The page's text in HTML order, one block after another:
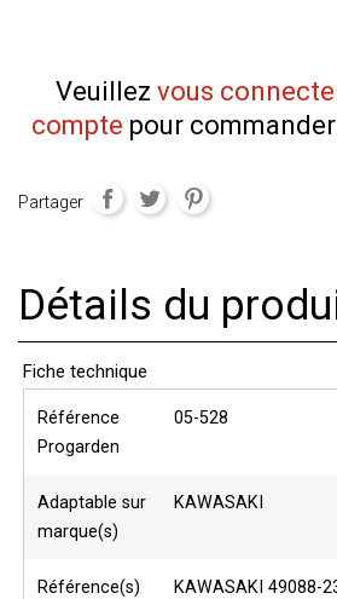
Veuillez vous
compte pour
Partager
Détails du
Fiche technique
Référence
Progarden
05-528
Adaptable sur
marque(s)
KAWASAKI
Référence(s)
KAWASAKI 49088-